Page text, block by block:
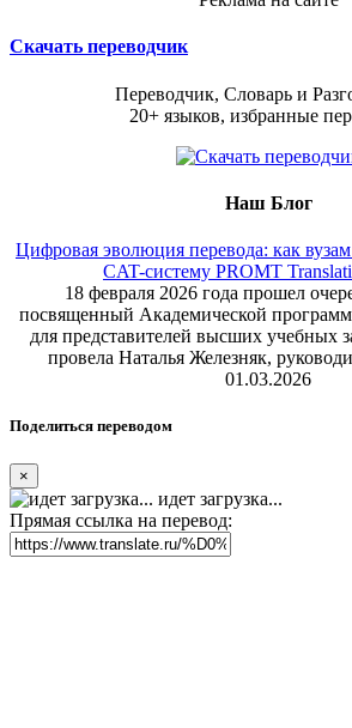
Скачать переводчик
Переводчик, Словарь и
20+ языков, избранные
Наш Блог
Цифровая эволюция перевода: как
CAT-систему PROMT
18 февраля 2026 года прошел
посвященный Академической
для представителей высших учебных
провела Наталья Железняк,
01.03.2026
Поделиться переводом
×
идет загрузка...
Прямая ссылка на перевод: